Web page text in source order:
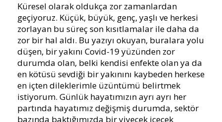
Küresel olarak oldukça zor zamanlardan
geçiyoruz. Küçük, büyük, genç, yaşlı ve herkesi
zorlayan bu süreç son kısıtlamalar ile daha da
zor bir hal aldı. Bu yazıyı okuyan, buralara yolu
düşen, bir yakını Covid-19 yüzünden zor
durumda olan, belki kendisi enfekte olan ya da
en kötüsü sevdiği bir yakınını kaybeden herkese
en içten dileklerimle üzüntümü belirtmek
istiyorum. Günlük hayatımızın ayrı ayrı her
partında hayatımız değişmiş durumda, sektör
bazında baktığımızda bir yiyecek içecek